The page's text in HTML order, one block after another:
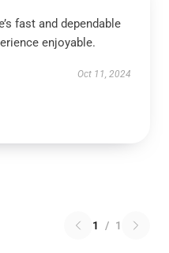
fast and dependable
enjoyable.
Oct 11, 2024
1 / 1